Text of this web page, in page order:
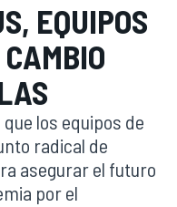
EQUIPOS
los equipos de
radical de
asegurar el futuro
por el